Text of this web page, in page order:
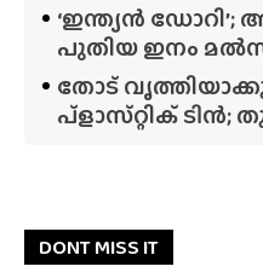
‘ഇന്ത്യൻ ഡോറി’;
പുതിയ ഇനം
തോട്
പ്‌ളാസ്‌റ്റിക് ടിൻ;
DONT MISS IT